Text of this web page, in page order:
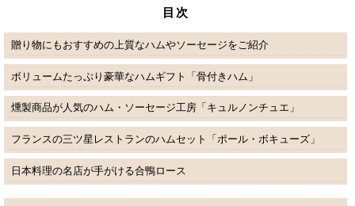
目次
贈り物にもおすすめの上質なハムやソーセージをご紹介
ボリュームたっぷり豪華なハムギフト「骨付きハム」
燻製商品が人気のハム・ソーセージ工房「キュルノンチュエ」
フランスの三ツ星レストランのハムセット「ポール・ボキューズ」
日本料理の名店が手がける合鴨ロース